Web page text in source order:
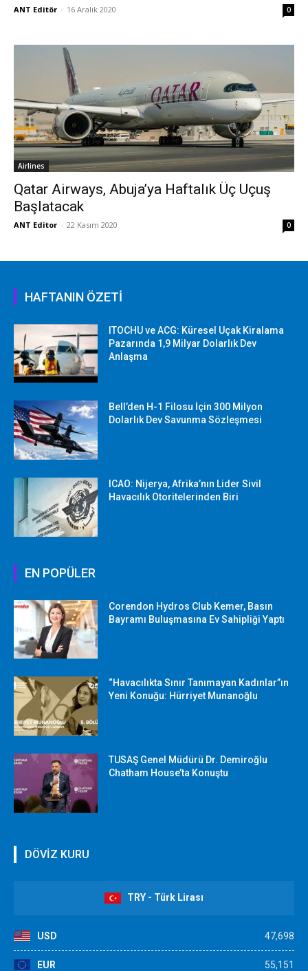
ANT Editör - 16 Aralık 2020 0
Airlines
Qatar Airways, Abuja’ya Haftalık Üç Uçuş
Başlatacak
ANT Editor - 22 Kasım 2020 0
HAFTANIN ÖZETİ
ITOCHU ve ACG: Küresel Uçak Kiralama
Pazarında 1,9 Milyar Dolarlık Dev
Anlaşma
Bell’den H-1 Filosu İçin 300 Milyon
Dolarlık Dev Savunma Sözleşmesi
ICAO: Nijerya, Afrika’nın Lider Sivil
Havacılık Otoritelerinden Biri
EN POPÜLER
Corendon Hydros Club Kemer, Basın
Bayramı Buluşmasına Ev Sahipliği Yaptı
“Havacılıkta Sınır Tanımayan Kadınlar”ın
Yeni Konuğu: Hürriyet Munanoğlu
TUSAŞ Genel Müdürü Dr. Demiroğlu
Chatham House’ta Konuştu
DÖVİZ KURU
TRY - Türk Lirası
USD 47,698
EUR 55,151